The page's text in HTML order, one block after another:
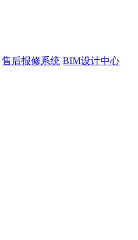
售后报修系统 BIM设计中心